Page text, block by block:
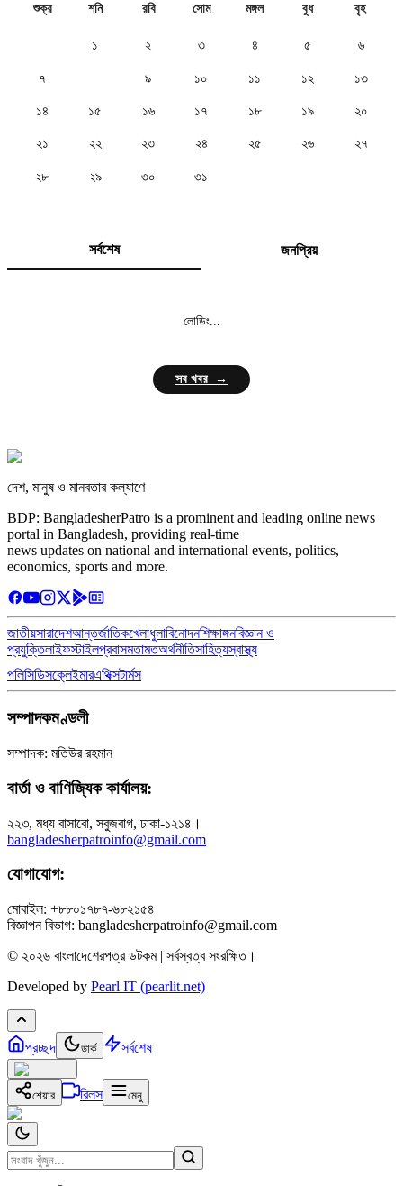
শুক্র শনি রবি সোম মঙ্গল বুধ বৃহ
১ ২ ৩ ৪ ৫ ৬
৭ ৯ ১০ ১১ ১২ ১৩
১৪ ১৫ ১৬ ১৭ ১৮ ১৯ ২০
২১ ২২ ২৩ ২৪ ২৫ ২৬ ২৭
২৮ ২৯ ৩০ ৩১
সর্বশেষ জনপ্রিয়
লোডিং...
সব খবর →
দেশ, মানুষ ও মানবতার কল্যাণে
BDP: BangladesherPatro is a prominent and leading online news
portal in Bangladesh, providing real-time
news updates on national and international events, politics,
economics, sports and more.
জাতীয়সারাদেশআন্তর্জাতিকখেলাধুলাবিনোদনশিক্ষাঙ্গনবিজ্ঞান ও
প্রযুক্তিলাইফস্টাইলপ্রবাসমতামতঅর্থনীতিসাহিত্যস্বাস্থ্য
পলিসিডিসক্লেইমারএথিক্সটার্মস
সম্পাদকমণ্ডলী
সম্পাদক: মতিউর রহমান
বার্তা ও বাণিজ্যিক কার্যালয়:
২২৩, মধ্য বাসাবো, সবুজবাগ, ঢাকা-১২১৪।
bangladesherpatroinfo@gmail.com
যোগাযোগ:
মোবাইল: +৮৮০১৭৮৭-৬৮২১৫৪
বিজ্ঞাপন বিভাগ: bangladesherpatroinfo@gmail.com
© ২০২৬ বাংলাদেশেরপত্র ডটকম | সর্বস্বত্ব সংরক্ষিত।
Developed by Pearl IT (pearlit.net)
প্রচ্ছদ ডার্ক সর্বশেষ
শেয়ার রিলস মেনু